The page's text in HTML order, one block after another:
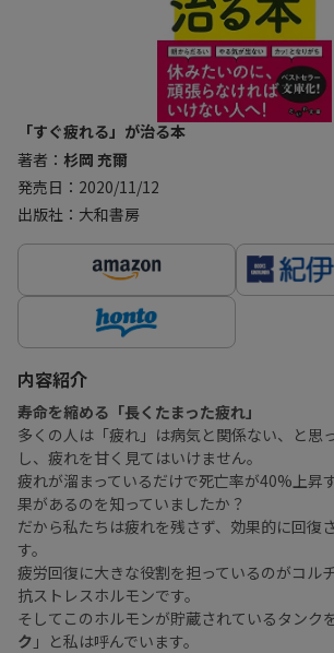
「すぐ疲れる」が治る本
著者： 杉岡 充爾
発売日：2020/11/12
出版社：大和書房
内容紹介
寿命を縮める「長くたまった疲れ」
多くの人は「疲れ」は病気と関係ない、と思
し、疲れを甘く見てはいけません。
疲れが溜まっているだけで死亡率が40%上昇
果があるのを知っていましたか？
だから私たちは疲れを残さず、効果的に回復
す。
疲労回復に大きな役割を担っているのがコル
抗ストレスホルモンです。
そしてこのホルモンが貯蔵されているタンク
ク 」と私は呼んでいます。